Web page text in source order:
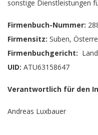
sonstige Dienstleistungen
Firmenbuch-Nummer:
Firmensitz: Suben,
Firmenbuchgericht:
UID: ATU63158647
Verantwortlich für den
Andreas Luxbauer